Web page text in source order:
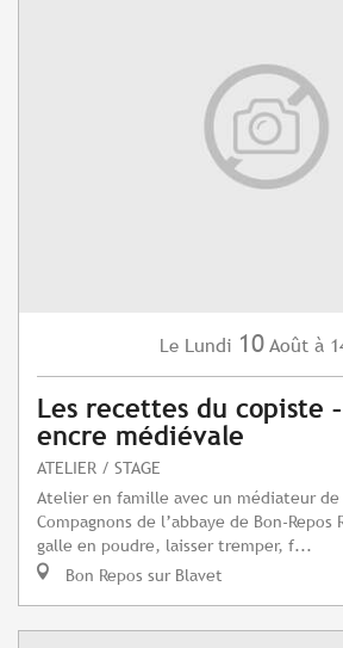
Le Lundi 10 Août à
Les recettes du copiste
encre médiévale
ATELIER / STAGE
Atelier en famille avec un médiateur de
Compagnons de l’abbaye de Bon-
galle en poudre, laisser tremper, f...
Bon Repos sur Blavet